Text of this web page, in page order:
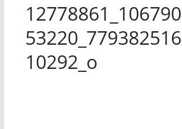
10292_o